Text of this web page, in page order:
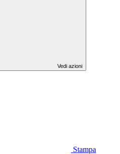
Vedi azioni
Stampa